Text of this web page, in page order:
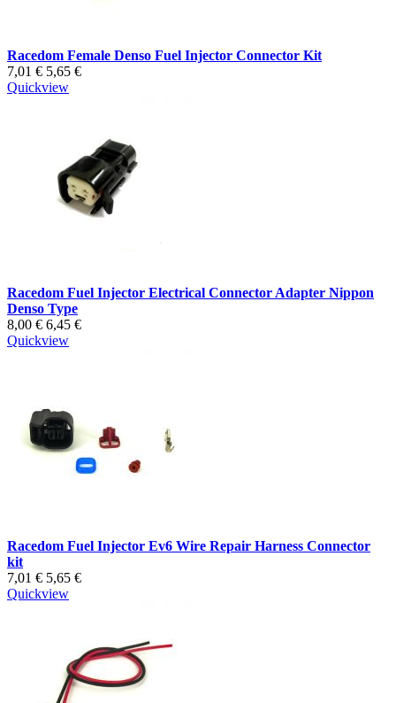
Racedom Female Denso Fuel Injector Connector Kit
7,01 € 5,65 €
Quickview
Racedom Fuel Injector Electrical Connector Adapter Nippon
Denso Type
8,00 € 6,45 €
Quickview
Racedom Fuel Injector Ev6 Wire Repair Harness Connector
kit
7,01 € 5,65 €
Quickview